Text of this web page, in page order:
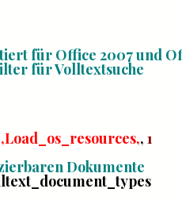
für Office 2007 und
für Volltextsuche
‚Load_os_resources‚, 1
Dokumente